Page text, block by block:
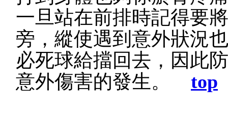
一旦站在前排時記得要
旁，縱使遇到意外狀況
必死球給擋回去，因此
意外傷害的發生。 top